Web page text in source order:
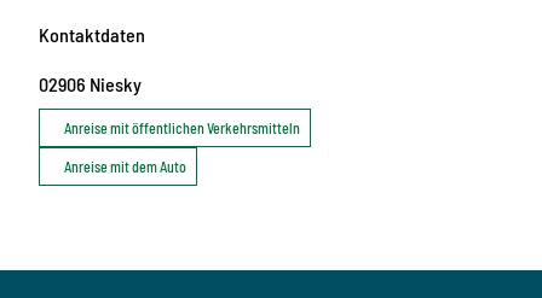
Kontaktdaten
02906 Niesky
Anreise mit öffentlichen Verkehrsmitteln
Anreise mit dem Auto